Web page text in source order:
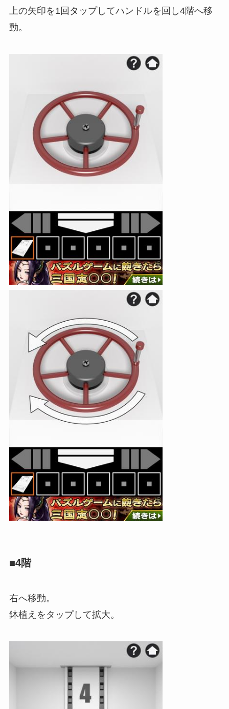
上の矢印を1回タップしてハンドルを回し4階へ移
動。
■4階
右へ移動。
鉢植えをタップして拡大。